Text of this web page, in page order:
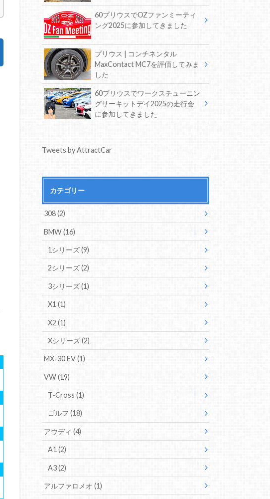
60プリウスでOZファンミーティ
ング2025に参加してきました
プリウス | コンチネンタル
MaxContact MC7を評価してみま
した
60プリウスでワークスチューニン
グサーキットデイ2025の走行会
に参加してきました
Tweets by AttractCar
カテゴリー
308(2)
BMW(16)
1シリーズ(9)
2シリーズ(2)
3シリーズ(1)
X1 (1)
X2 (1)
Xシリーズ(2)
MX-30 EV(1)
VW(19)
T-Cross (1)
ゴルフ (18)
アウディ(4)
A1 (2)
A3(2)
アルファロメオ(1)